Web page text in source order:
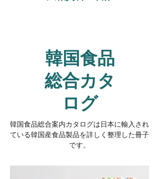
韓国食品
総合カタ
ログ
韓国食品総合案内カタログは日本に輸入され
ている韓国産食品製品を詳しく整理した冊子
です。